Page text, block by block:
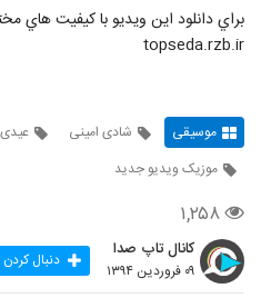
براي دانلود اين ويديو با کيفيت هاي
topseda.rzb.ir
موسیقی شادی امینی عیدی
موزیک ویدیو جدید
۱,۲۵۸
کانال تاپ صدا
۰۹ فروردین ۱۳۹۴ دنبال کردن